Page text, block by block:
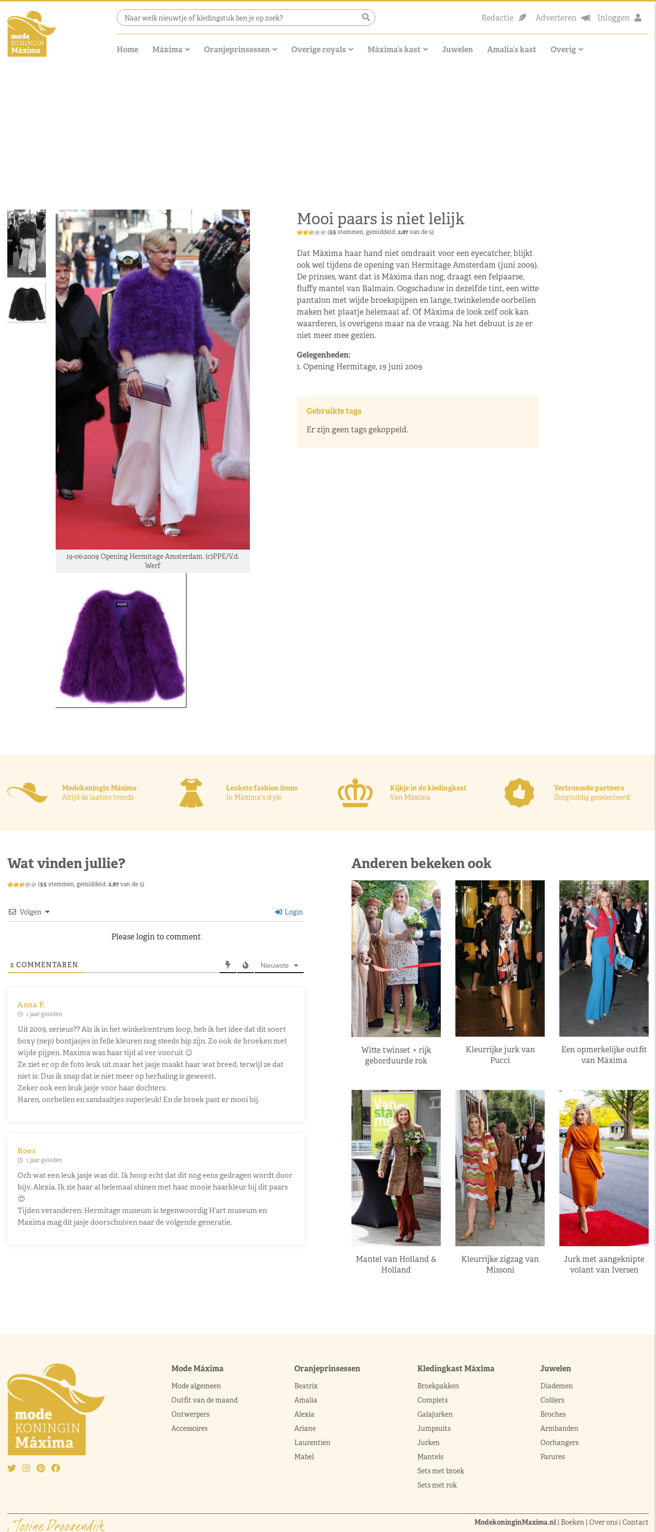
Redactie Adverteren Inloggen
Home Máxima Oranjeprinsessen Overige royals Máxima’s kast Juwelen Amalia’s kast Overig
19-06-2009 Opening Hermitage Amsterdam. (c)PPE/V.d.
Werf
Mooi paars is niet lelijk
(55 stemmen, gemiddeld: 2,87van de 5)
Dat Máxima haar hand niet omdraait voor een eyecatcher, blijkt
ook wel tijdens de opening van Hermitage Amsterdam (juni 2009).
De prinses, want dat is Máxima dan nog, draagt een felpaarse,
fluffy mantel van Balmain. Oogschaduw in dezelfde tint, een witte
pantalon met wijde broekspijpen en lange, twinkelende oorbellen
maken het plaatje helemaal af. Of Máxima de look zelf ook kan
waarderen, is overigens maar na de vraag. Na het debuut is ze er
niet meer mee gezien.
Gelegenheden:
1. Opening Hermitage, 19 juni 2009
Gebruikte tags
Er zijn geen tags gekoppeld.
Modekoningin Máxima
Altijd de laatste trends
Leukste fashion items
In Máxima's style
Kijkje in de kledingkast
Van Máxima
Vertrouwde partners
Zorgvuldig geselecteerd
Wat vinden jullie?
(55 stemmen, gemiddeld: 2,87van de 5)
Volgen Login
Please login to comment
2 COMMENTAREN Nieuwste
Anna P.
1 jaar geleden
Uit 2009, serieus?? Als ik in het winkelcentrum loop, heb ik het idee dat dit soort
boxy (nep) bontjasjes in felle kleuren nog steeds hip zijn. Zo ook de broeken met
wijde pijpen. Maxima was haar tijd al ver vooruit 😉
Ze ziet er op de foto leuk uit maar het jasje maakt haar wat breed, terwijl ze dat
niet is. Dus ik snap dat ie niet meer op herhaling is geweest.
Zeker ook een leuk jasje voor haar dochters.
Haren, oorbellen en sandaaltjes superleuk! En de broek past er mooi bij.
Roos
1 jaar geleden
Och wat een leuk jasje was dit. Ik hoop echt dat dit nog eens gedragen wordt door
bijv. Alexia. Ik zie haar al helemaal shinen met haar mooie haarkleur bij dit paars
😍
Tijden veranderen: Hermitage museum is tegenwoordig H’art museum en
Maxima mag dit jasje doorschuiven naar de volgende generatie.
Anderen bekeken ook
Witte twinset + rijk
geborduurde rok
Kleurrijke jurk van
Pucci
Een opmerkelijke outfit
van Máxima
Mantel van Holland &
Holland
Kleurrijke zigzag van
Missoni
Jurk met aangeknipte
volant van Iversen
Mode Máxima
Mode algemeen
Outfit van de maand
Ontwerpers
Accessoires
Oranjeprinsessen
Beatrix
Amalia
Alexia
Ariane
Laurentien
Mabel
Kledingkast Máxima
Broekpakken
Complets
Galajurken
Jumpsuits
Jurken
Mantels
Sets met broek
Sets met rok
Juwelen
Diademen
Colliers
Broches
Armbanden
Oorhangers
Parures
ModekoninginMaxima.nl| Boeken | Over ons | Contact